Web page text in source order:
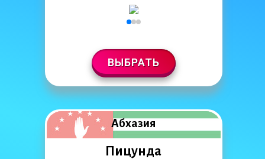
ВЫБРАТЬ
Абхазия
Пицунда